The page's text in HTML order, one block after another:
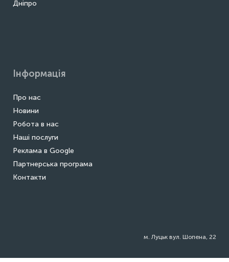
Дніпро
Інформація
Про нас
Новини
Робота в нас
Наші послуги
Реклама в Google
Партнерська програма
Контакти
м. Луцьк вул. Шопена, 22